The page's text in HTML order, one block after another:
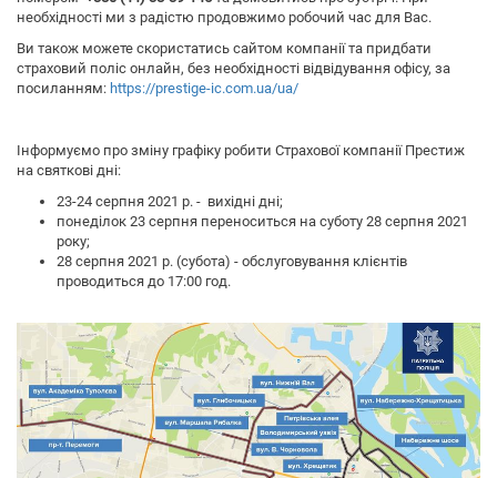
необхідності ми з радістю продовжимо робочий час для Вас.
Ви також можете скористатись сайтом компанії та придбати
страховий поліс онлайн, без необхідності відвідування офісу, за
посиланням: https://prestige-ic.com.ua/ua/
Інформуємо про зміну графіку робити Страхової компанії Престиж
на святкові дні:
23-24 серпня 2021 р. - вихідні дні;
понеділок 23 серпня переноситься на суботу 28 серпня 2021
року;
28 серпня 2021 р. (субота) - обслуговування клієнтів
проводиться до 17:00 год.